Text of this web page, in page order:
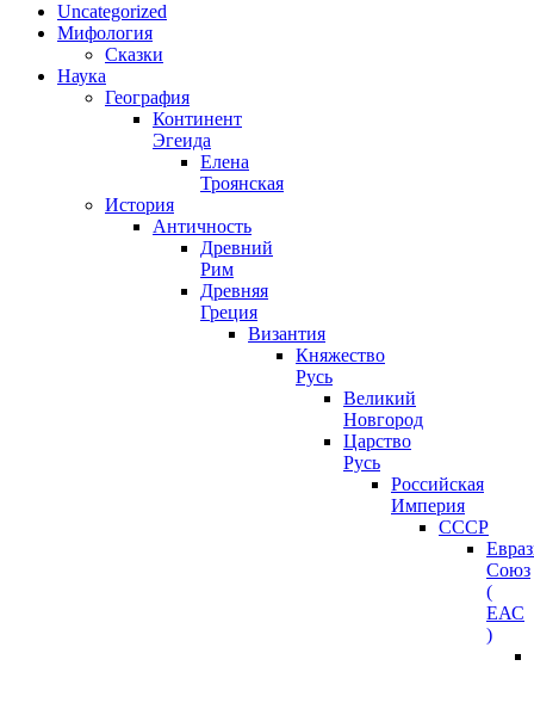
Uncategorized
Мифология
Сказки
Наука
География
Континент
Эгеида
Елена
Троянская
История
Античность
Древний
Рим
Древняя
Греция
Византия
Княжество
Русь
Великий
Новгород
Царство
Русь
Российская
Империя
СССР
Союз
(
ЕАС
)